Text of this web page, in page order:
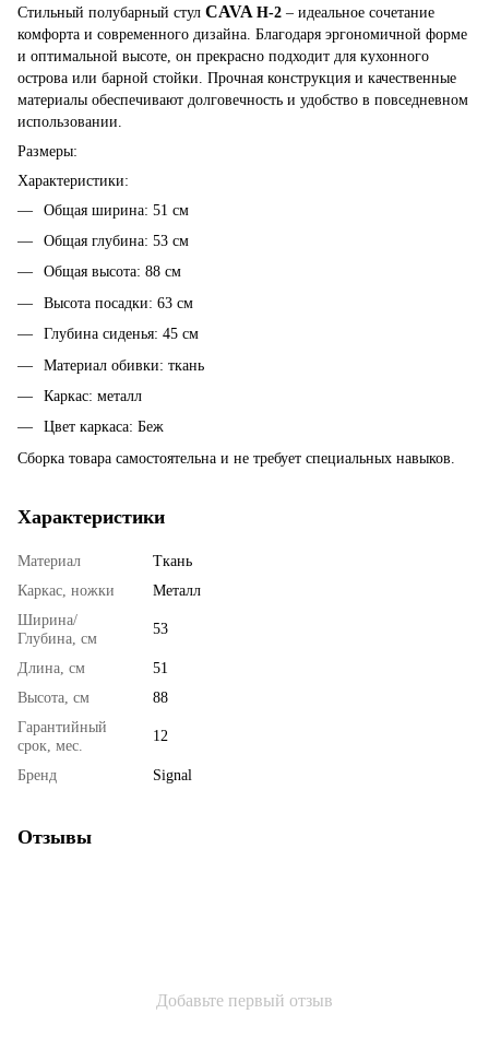
Стильный полубарный стул CAVA H-2 – идеальное сочетание
комфорта и современного дизайна. Благодаря эргономичной форме
и оптимальной высоте, он прекрасно подходит для кухонного
острова или барной стойки. Прочная конструкция и качественные
материалы обеспечивают долговечность и удобство в повседневном
использовании.
Размеры:
Характеристики:
Общая ширина: 51 см
Общая глубина: 53 см
Общая высота: 88 см
Высота посадки: 63 см
Глубина сиденья: 45 см
Материал обивки: ткань
Каркас: металл
Цвет каркаса: Беж
Сборка товара самостоятельна и не требует специальных навыков.
Характеристики
Материал
Ткань
Каркас, ножки
Металл
Ширина/
Глубина, см
53
Длина, см
51
Высота, см
88
Гарантийный
срок, мес.
12
Бренд Signal
Отзывы
Добавьте первый отзыв